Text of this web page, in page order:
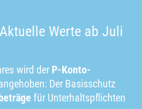
Werte ab Juli
wird der P-Konto-
Der Basisschutz
für Unterhaltspflichten